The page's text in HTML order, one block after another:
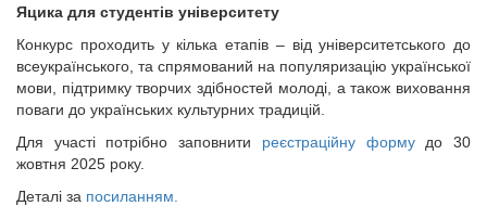
Яцика для студентів університету
Конкурс проходить у кілька етапів – від університетського до
всеукраїнського, та спрямований на популяризацію української
мови, підтримку творчих здібностей молоді, а також виховання
поваги до українських культурних традицій.
Для участі потрібно заповнити реєстраційну формудо 30
жовтня 2025 року.
Деталі за посиланням.